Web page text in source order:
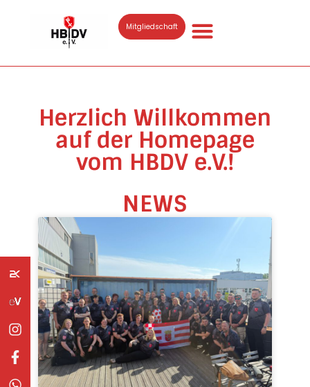
Mitgliedschaft
Herzlich Willkommen
auf der Homepage
vom HBDV e.V.!
NEWS